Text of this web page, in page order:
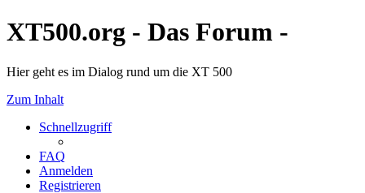
XT500.org - Das Forum -
Hier geht es im Dialog rund um die XT 500
Zum Inhalt
Schnellzugriff
FAQ
Anmelden
Registrieren